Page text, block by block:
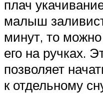
плач
малыш
минут, то
его на ручках.
позволяет
к отдельному